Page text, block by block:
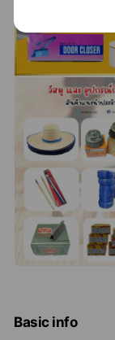
Basic info